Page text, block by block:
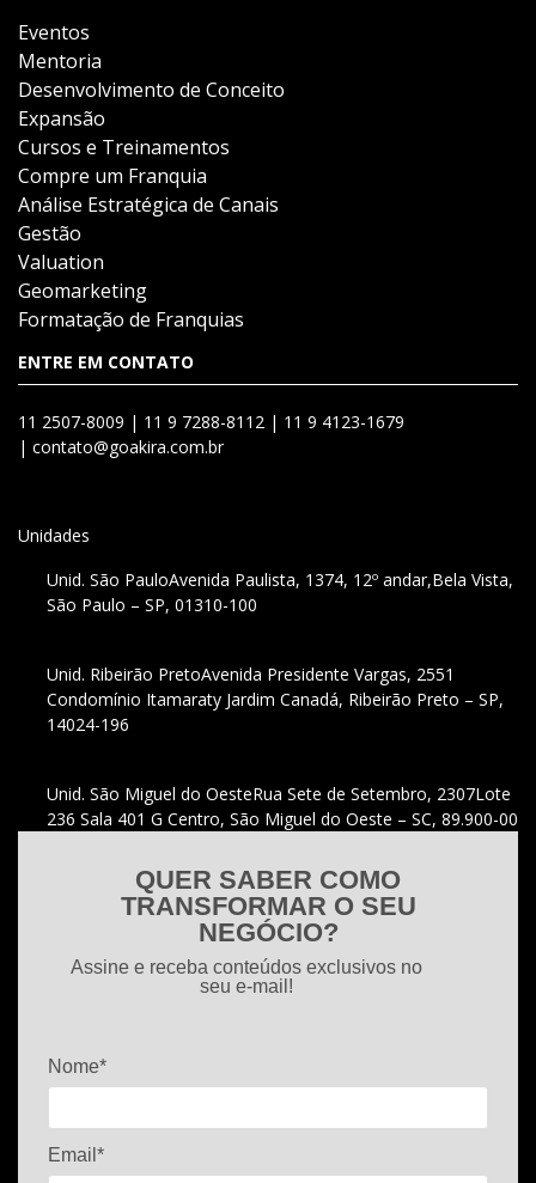
Eventos
Mentoria
Desenvolvimento de Conceito
Expansão
Cursos e Treinamentos
Compre um Franquia
Análise Estratégica de Canais
Gestão
Valuation
Geomarketing
Formatação de Franquias
ENTRE EM CONTATO
11 2507-8009 | 11 9 7288-8112 | 11 9 4123-1679
| contato@goakira.com.br
Unidades
Unid. São PauloAvenida Paulista, 1374, 12º andar,Bela Vista,
São Paulo – SP, 01310-100
Unid. Ribeirão PretoAvenida Presidente Vargas, 2551
Condomínio Itamaraty Jardim Canadá, Ribeirão Preto – SP,
14024-196
Unid. São Miguel do OesteRua Sete de Setembro, 2307Lote
236 Sala 401 G Centro, São Miguel do Oeste – SC, 89.900-00
QUER SABER COMO
TRANSFORMAR O SEU
NEGÓCIO?
Assine e receba conteúdos exclusivos no
seu e-mail!
Nome*
Email*